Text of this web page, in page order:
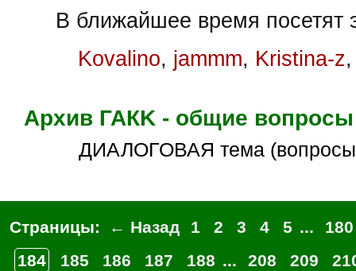
В ближайшее время посетят
Kovalino, jammm, Kristina-z
Архив ГАКK - общие
ДИАЛОГОВАЯ тема
Страницы: ← Назад 1 2 3 4 5 ...
180
184
185 186 187 188 ... 208 209